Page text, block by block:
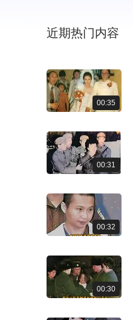
近期热门内容
00:35
00:31
00:32
00:30